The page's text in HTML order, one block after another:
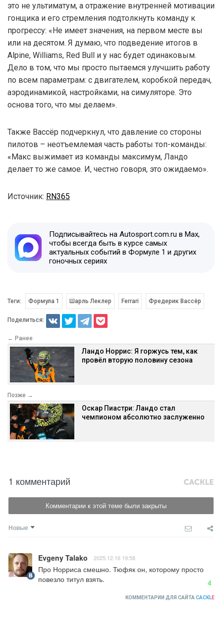
это не ультиматум, а отражение внутренней мотивации
гонщика и его стремления подтолкнуть команду к
прогрессу: «Не имеет значения, на первом месте вы
или на десятом. Я думаю, что подведение итогов в
Alpine, Williams, Red Bull и у нас будет одинаковым.
Дело в том, что мы просто пытаемся улучшить работу
по всем параметрам: с двигателем, коробкой передач,
аэродинамикой, настройками, на симуляторе. Это
основа того, что мы делаем».
Также Вассёр подчеркнул, что давление со стороны
пилотов – неотъемлемая часть работы топ-команды:
«Макс выжимает из команды максимум, Ландо
делает то же самое. И, честно говоря, это ожидаемо».
Источник: RN365
Подписывайтесь на Autosport.com.ru в Max,
чтобы всегда быть в курсе самых
актуальных событий в Формуле 1 и других
гоночных сериях
Теги: Формула 1 Шарль Леклер Ferrari Фредерик Вассёр
Поделиться:
← Ранее
Ландо Норрис: Я горжусь тем, как
провёл вторую половину сезона
Позже →
Оскар Пиастри: Ландо стал
чемпионом абсолютно заслуженно
1 комментарий
Комментарии к этой теме были закрыты
Новые
Evgeny Talako 2025.12.16 19:58
Про Норриса смешно. Тюфяк он, которому просто
повезло титул взять.
4
КОММЕНТАРИИ ДЛЯ САЙТА CACKLE